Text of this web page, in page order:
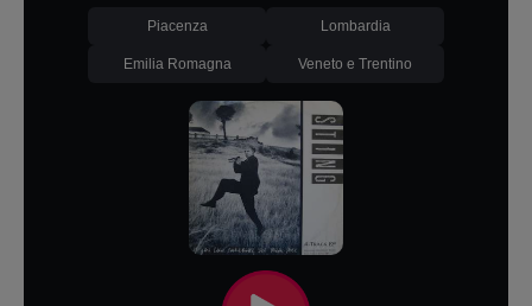
Piacenza Lombardia
Emilia Romagna Veneto e Trentino